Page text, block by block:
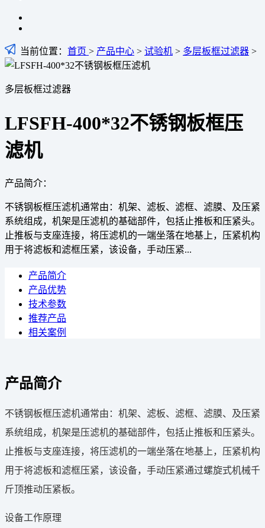
当前位置： 首页 > 产品中心 > 试验机 > 多层板框过滤器 >
多层板框过滤器
LFSFH-400*32不锈钢板框压
滤机
产品简介：
不锈钢板框压滤机通常由：机架、滤板、滤框、滤膜、及压紧
系统组成，机架是压滤机的基础部件，包括止推板和压紧头。
止推板与支座连接，将压滤机的一端坐落在地基上，压紧机构
用于将滤板和滤框压紧，该设备，手动压紧...
产品简介
产品优势
技术参数
推荐产品
相关案例
产品简介
不锈钢板框压滤机通常由：机架、滤板、滤框、滤膜、及压紧
系统组成，机架是压滤机的基础部件，包括止推板和压紧头。
止推板与支座连接，将压滤机的一端坐落在地基上，压紧机构
用于将滤板和滤框压紧，该设备，手动压紧通过螺旋式机械千
斤顶推动压紧板。
设备工作原理